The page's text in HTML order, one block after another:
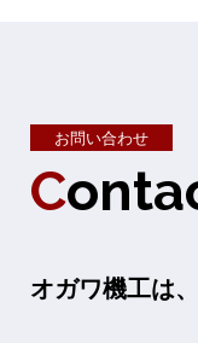
お問い合わせ
Conta
オガワ機工は